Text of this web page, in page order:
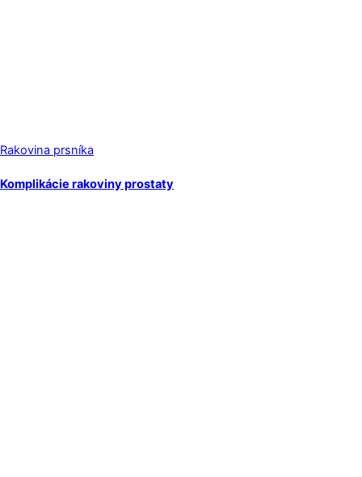
Rakovina prsníka
Komplikácie rakoviny prostaty